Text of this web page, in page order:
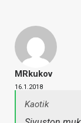
MRkukov
16.1.2018
Kaotik